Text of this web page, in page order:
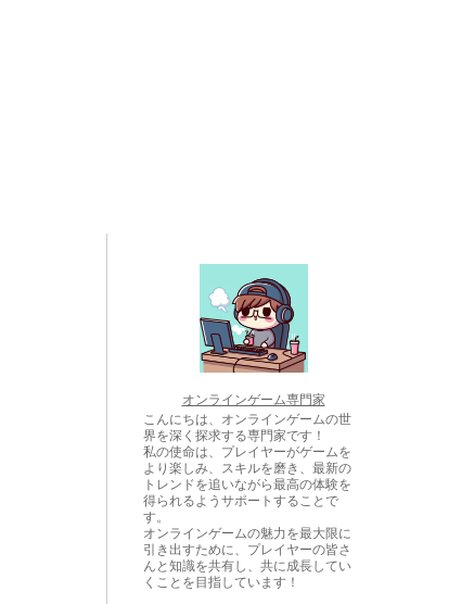
オンラインゲーム専門家
こんにちは、オンラインゲームの世
界を深く探求する専門家です！
私の使命は、プレイヤーがゲームを
より楽しみ、スキルを磨き、最新の
トレンドを追いながら最高の体験を
得られるようサポートすることで
す。
オンラインゲームの魅力を最大限に
引き出すために、プレイヤーの皆さ
んと知識を共有し、共に成長してい
くことを目指しています！